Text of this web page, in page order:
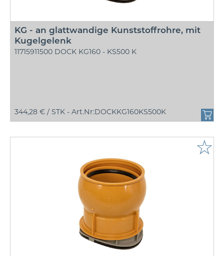
KG - an glattwandige Kunststoffrohre, mit
Kugelgelenk
11715911500 DOCK KG160 - KS500 K
344,28 € / STK - Art.Nr:DOCKKG160KS500K
☆